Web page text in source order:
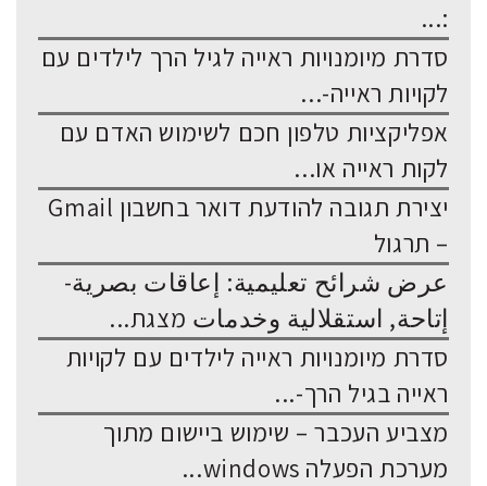
:...
סדרת מיומנויות ראייה לגיל הרך לילדים עם
לקויות ראייה-...
אפליקציות טלפון חכם לשימוש האדם עם
לקות ראייה או...
יצירת תגובה להודעת דואר בחשבון Gmail
– תרגול
عرض شرائح تعليمية: إعاقات بصرية-
إتاحة, استقلالية وخدمات מצגת...
סדרת מיומנויות ראייה לילדים עם לקויות
ראייה בגיל הרך-...
מצביע העכבר – שימוש ביישום מתוך
מערכת הפעלה windows...